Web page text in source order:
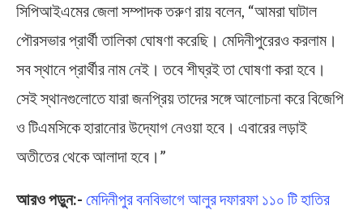
সিপিআইএমের জেলা সম্পাদক তরুণ রায় বলেন, “আমরা ঘাটাল
পৌরসভার প্রার্থী তালিকা ঘোষণা করেছি। মেদিনীপুরেরও করলাম।
সব স্থানে প্রার্থীর নাম নেই। তবে শীঘ্রই তা ঘোষণা করা হবে।
সেই স্থানগুলোতে যারা জনপ্রিয় তাদের সঙ্গে আলোচনা করে বিজেপি
ও টিএমসিকে হারানোর উদ্যোগ নেওয়া হবে। এবারের লড়াই
অতীতের থেকে আলাদা হবে।”
আরও পড়ুন:- মেদিনীপুর বনবিভাগে আলুর দফারফা ১১০ টি হাতির